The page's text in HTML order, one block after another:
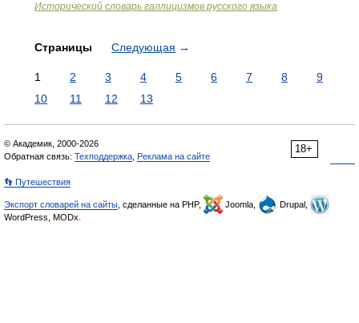
Исторический словарь галлицизмов русского языка
Страницы Следующая →
1 2 3 4 5 6 7 8
9
10
11 12 13
18+
© Академик, 2000-2026
Обратная связь: Техподдержка Реклама на сайте
👣 Путешествия
Экспорт словарей на сайты , сделанные на PHP, Joomla,
Drupal,
WordPress, MODx.